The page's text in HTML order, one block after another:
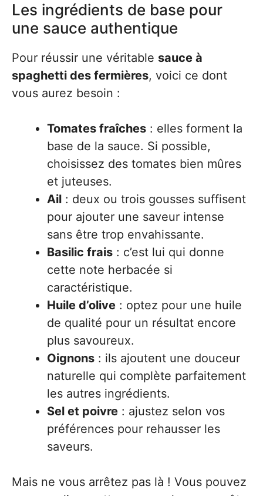
Les ingrédients de base pour
une sauce authentique
Pour réussir une véritable sauce à
spaghetti des fermières, voici ce dont
vous aurez besoin :
Tomates fraîches : elles forment la
base de la sauce. Si possible,
choisissez des tomates bien mûres
et juteuses.
Ail : deux ou trois gousses suffisent
pour ajouter une saveur intense
sans être trop envahissante.
Basilic frais : c’est lui qui donne
cette note herbacée si
caractéristique.
Huile d’olive : optez pour une huile
de qualité pour un résultat encore
plus savoureux.
Oignons : ils ajoutent une douceur
naturelle qui complète parfaitement
les autres ingrédients.
Sel et poivre : ajustez selon vos
préférences pour rehausser les
saveurs.
Mais ne vous arrêtez pas là ! Vous pouvez